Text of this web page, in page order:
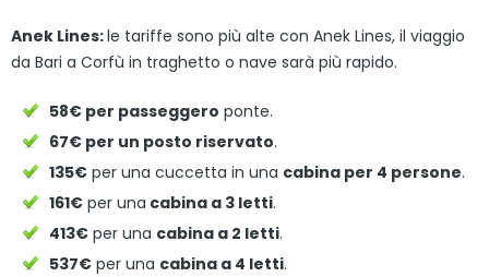
Anek Lines:le tariffe sono più alte con Anek Lines, il viaggio
da Bari a Corfù in traghetto o nave sarà più rapido.
58€ per passeggero ponte.
67€ per un posto riservato.
135€ per una cuccetta in una cabina per 4 persone.
161€ per una cabina a 3 letti.
413€ per una cabina a 2 letti.
537€ per una cabina a 4 letti.